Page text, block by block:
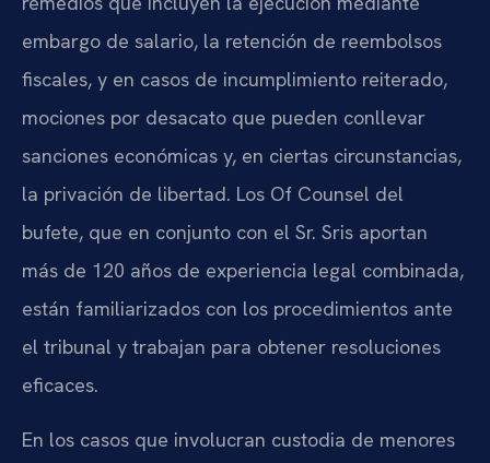
embargo de salario, la retención de reembolsos
fiscales, y en casos de incumplimiento reiterado,
mociones por desacato que pueden conllevar
sanciones económicas y, en ciertas circunstancias,
la privación de libertad. Los Of Counsel del
bufete, que en conjunto con el Sr. Sris aportan
más de 120 años de experiencia legal combinada,
están familiarizados con los procedimientos ante
el tribunal y trabajan para obtener resoluciones
eficaces.
En los casos que involucran custodia de menores